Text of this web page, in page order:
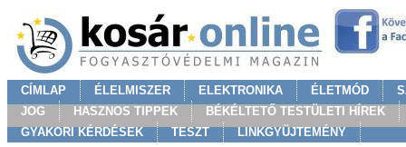
CÍMLAP ÉLELMISZER ELEKTRONIKA ÉLETMÓD
JOG
HASZNOS TIPPEK
BÉKÉLTETŐ TESTÜLETI HÍREK
GYAKORI KÉRDÉSEK
TESZT LINKGYÜJTEMÉNY